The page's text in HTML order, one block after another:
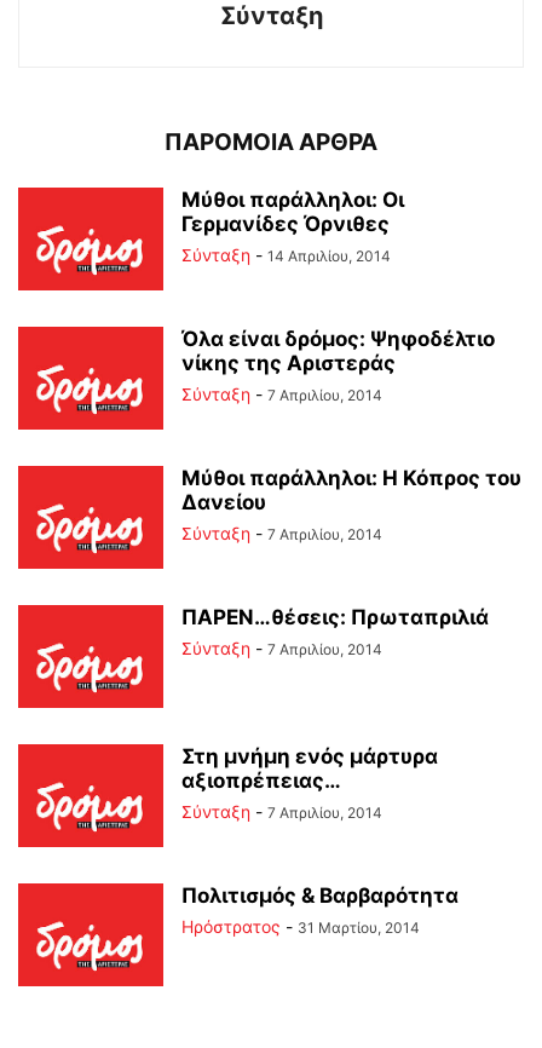
Σύνταξη
ΠΑΡΟΜΟΙΑ ΑΡΘΡΑ
Μύθοι παράλληλοι: Οι
Γερμανίδες Όρνιθες
Σύνταξη - 14 Απριλίου, 2014
Όλα είναι δρόμος: Ψηφοδέλτιο
νίκης της Αριστεράς
Σύνταξη - 7 Απριλίου, 2014
Μύθοι παράλληλοι: Η Κόπρος του
Δανείου
Σύνταξη - 7 Απριλίου, 2014
ΠΑΡΕΝ…θέσεις: Πρωταπριλιά
Σύνταξη - 7 Απριλίου, 2014
Στη μνήμη ενός μάρτυρα
αξιοπρέπειας…
Σύνταξη - 7 Απριλίου, 2014
Πολιτισμός & Βαρβαρότητα
Ηρόστρατος - 31 Μαρτίου, 2014